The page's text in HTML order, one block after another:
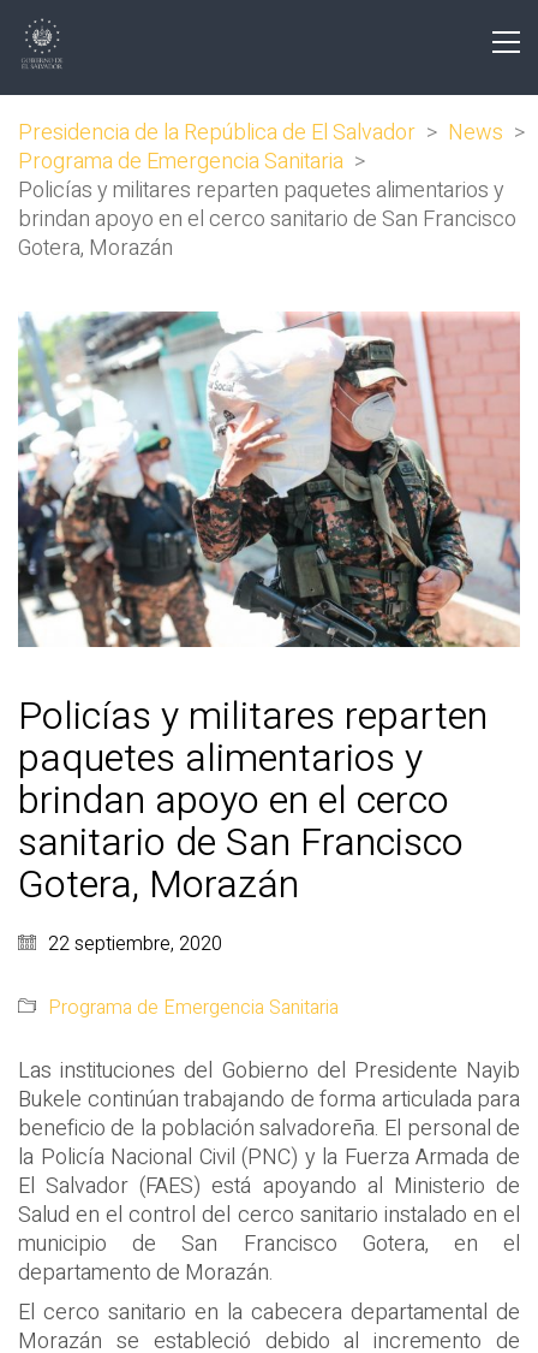
Presidencia de la República de El Salvador > News >
Programa de Emergencia Sanitaria >
Policías y militares reparten paquetes alimentarios y
brindan apoyo en el cerco sanitario de San Francisco
Gotera, Morazán
Policías y militares reparten
paquetes alimentarios y
brindan apoyo en el cerco
sanitario de San Francisco
Gotera, Morazán
22 septiembre, 2020
Programa de Emergencia Sanitaria
Las instituciones del Gobierno del Presidente Nayib
Bukele continúan trabajando de forma articulada para
beneficio de la población salvadoreña. El personal de
la Policía Nacional Civil (PNC) y la Fuerza Armada de
El Salvador (FAES) está apoyando al Ministerio de
Salud en el control del cerco sanitario instalado en el
municipio de San Francisco Gotera, en el
departamento de Morazán.
El cerco sanitario en la cabecera departamental de
Morazán se estableció debido al incremento de